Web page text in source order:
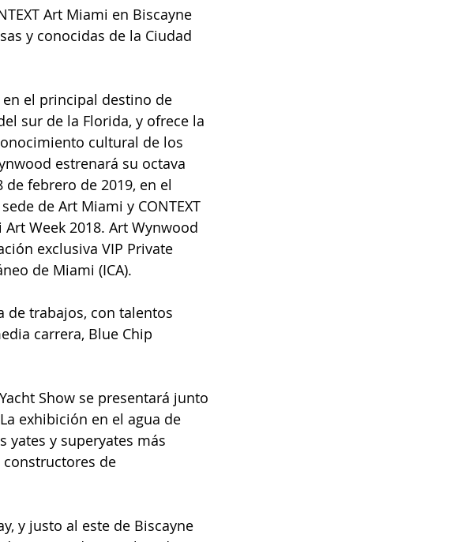
Art Miami en Biscayne
y conocidas de la Ciudad
el principal destino de
sur de la Florida, y ofrece la
cultural de los
estrenará su octava
febrero de 2019, en el
de Art Miami y CONTEXT
Week 2018. Art Wynwood
exclusiva VIP Private
de Miami (ICA).
de trabajos, con talentos
carrera, Blue Chip
Show se presentará junto
exhibición en el agua de
yates y superyates más
de
y justo al este de Biscayne